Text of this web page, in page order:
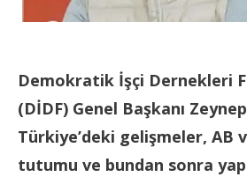
Demokratik İşçi Dernekleri
(DİDF) Genel Başkanı
Türkiye’deki gelişmeler, AB
tutumu ve bundan sonra